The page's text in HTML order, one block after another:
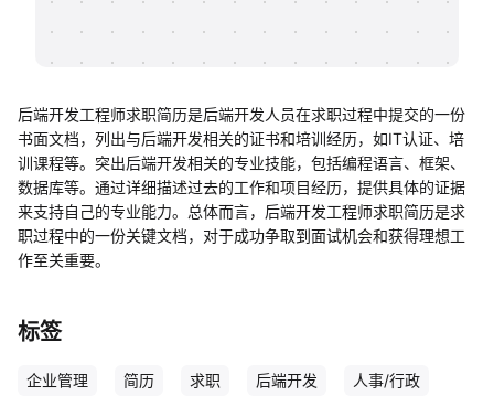
后端开发工程师求职简历是后端开发人员在求职过程中提交的一份
书面文档，列出与后端开发相关的证书和培训经历，如IT认证、培
训课程等。突出后端开发相关的专业技能，包括编程语言、框架、
数据库等。通过详细描述过去的工作和项目经历，提供具体的证据
来支持自己的专业能力。总体而言，后端开发工程师求职简历是求
职过程中的一份关键文档，对于成功争取到面试机会和获得理想工
作至关重要。
标签
企业管理 简历 求职 后端开发 人事/行政